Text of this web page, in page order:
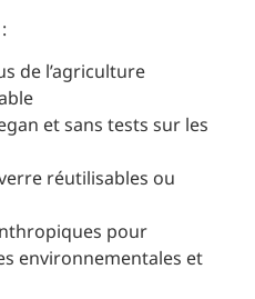
de l’agriculture
et sans tests sur les
réutilisables ou
pour
environnementales et